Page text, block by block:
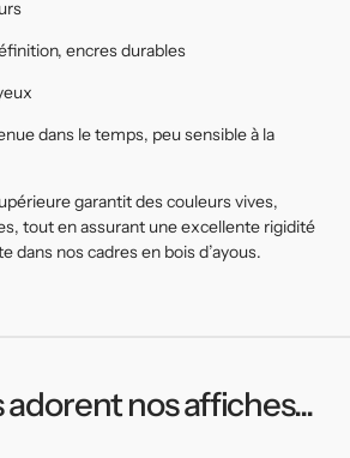
encres durables
dans le temps, peu sensible à la
garantit des couleurs vives,
tout en assurant une excellente rigidité
dans nos cadres en bois d’ayous.
adorent nos affiches...